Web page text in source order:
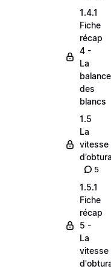
1.4.1
Fiche
récap
4 -
La
balance
des
blancs
1.5
La
vitesse
5
1.5.1
Fiche
récap
5 -
La
vitesse